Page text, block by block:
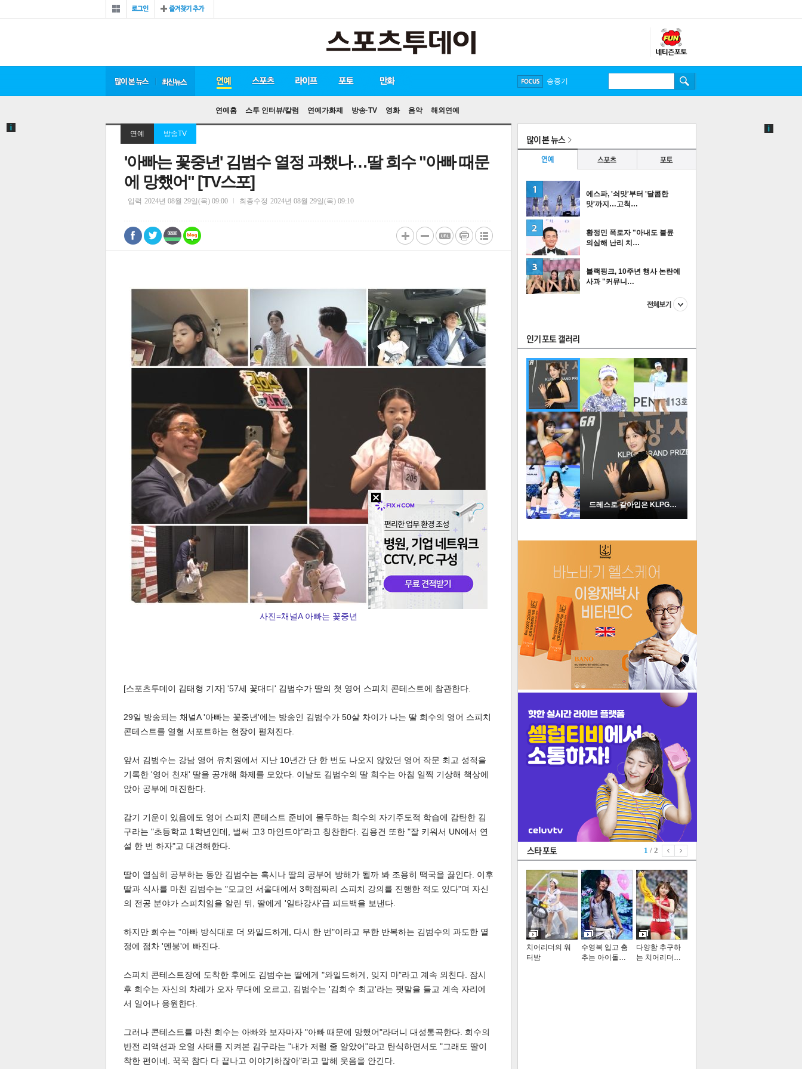
인
많이 본 뉴스 최신 뉴스 연예
연예홈 스투 인터뷰/칼럼 연예가화제 방송·TV 영화 음악 해외연예
스포츠 라이프 포토
만화
FOCUS
연예 방송TV
'아빠는 꽃중년' 김범수 열정 과했나…딸 희수 "아빠 때문
에 망했어" [TV스포]
입력 2024년 08월 29일(목) 09:00 최종수정 2024년 08월 29일(목) 09:10
페이 트위 밴드 네이
댓글
0
텍스 텍스 url 복
사진=채널A 아빠는 꽃중년
[스포츠투데이 김태형 기자] '57세 꽃대디' 김범수가 딸의 첫 영어 스피치 콘테스트에 참관한다.
29일 방송되는 채널A '아빠는 꽃중년'에는 방송인 김범수가 50살 차이가 나는 딸 희수의 영어 스피치
콘테스트를 열혈 서포트하는 현장이 펼쳐진다.
앞서 김범수는 강남 영어 유치원에서 지난 10년간 단 한 번도 나오지 않았던 영어 작문 최고 성적을
기록한 '영어 천재' 딸을 공개해 화제를 모았다. 이날도 김범수의 딸 희수는 아침 일찍 기상해 책상에
앉아 공부에 매진한다.
감기 기운이 있음에도 영어 스피치 콘테스트 준비에 몰두하는 희수의 자기주도적 학습에 감탄한 김
구라는 "초등학교 1학년인데, 벌써 고3 마인드야"라고 칭찬한다. 김용건 또한 "잘 키워서 UN에서 연
설 한 번 하자"고 대견해한다.
딸이 열심히 공부하는 동안 김범수는 혹시나 딸의 공부에 방해가 될까 봐 조용히 떡국을 끓인다. 이후
딸과 식사를 마친 김범수는 "모교인 서울대에서 3학점짜리 스피치 강의를 진행한 적도 있다"며 자신
의 전공 분야가 스피치임을 알린 뒤, 딸에게 '일타강사'급 피드백을 보낸다.
하지만 희수는 "아빠 방식대로 더 와일드하게, 다시 한 번"이라고 무한 반복하는 김범수의 과도한 열
정에 점차 '멘붕'에 빠진다.
스피치 콘테스트장에 도착한 후에도 김범수는 딸에게 "와일드하게, 잊지 마"라고 계속 외친다. 잠시
후 희수는 자신의 차례가 오자 무대에 오르고, 김범수는 '김희수 최고'라는 팻말을 들고 계속 자리에
서 일어나 응원한다.
그러나 콘테스트를 마친 희수는 아빠와 보자마자 "아빠 때문에 망했어"라더니 대성통곡한다. 희수의
반전 리액션과 오열 사태를 지켜본 김구라는 "내가 저럴 줄 알았어"라고 탄식하면서도 "그래도 딸이
착한 편이네. 꾹꾹 참다 다 끝나고 이야기하잖아"라고 말해 웃음을 안긴다.
많이 본 뉴스
연예
스포츠 포토
에스파, '쇠맛'부터 '달콤한
맛'까지…고척…
2
황정민 폭로자 "아내도 불륜
의심해 난리 치…
블랙핑크, 10주년 행사 논란에
사과 "커뮤니…
더보기
인기포토
드레스로 갈아입은 KLPGA …
1 / 2
치어리더의 워
터밤
수영복 입고 춤
추는 아이돌…
다양함 추구하
는 치어리더…